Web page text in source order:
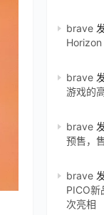
brave
Horizon
brave
游戏的
brave
预售，
brave
PICO新
次亮相